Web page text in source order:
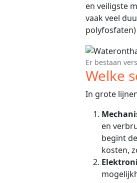
en veiligste
vaak veel
Er bestaan
Welke
In grote
en
begint
kosten,